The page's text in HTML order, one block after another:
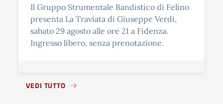
Il Gruppo Strumentale Bandistico di Felino
presenta La Traviata di Giuseppe Verdi,
sabato 29 agosto alle ore 21 a Fidenza.
Ingresso libero, senza prenotazione.
VEDI TUTTO